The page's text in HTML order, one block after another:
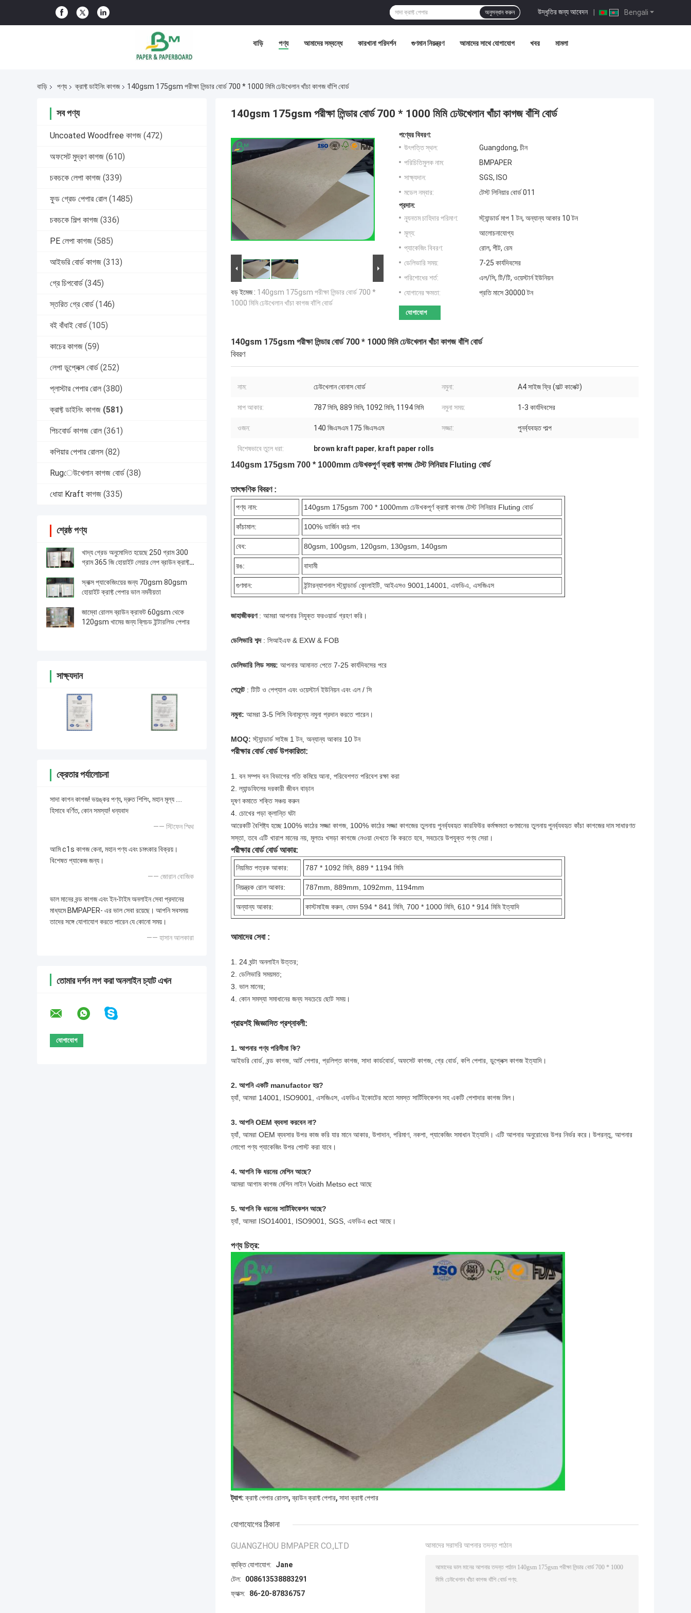
Bengali
উদ্ধৃতির জন্য আবেদন |
অনুসন্ধান করুন
বাড়ি পণ্য আমাদের সম্বন্ধে কারখানা পরিদর্শন গুণমান নিয়ন্ত্রণ আমাদের সাথে যোগাযোগ খবর মামলা
বাড়ি পণ্য ক্রাফ্ট ডাইনিং কাগজ 140gsm 175gsm পরীক্ষা লিন্ডার বোর্ড 700 * 1000 মিমি ঢেউখেলান খাঁচা কাগজ বাঁশি বোর্ড
সব পণ্য
Uncoated Woodfree কাগজ (472)
অফসেট মুদ্রণ কাগজ (610)
চকচকে লেপা কাগজ (339)
ফুড গ্রেড পেপার রোল (1485)
চকচকে শিল্প কাগজ (336)
PE লেপা কাগজ (585)
আইভরি বোর্ড কাগজ (313)
গ্রে চিপবোর্ড (345)
স্তরিত গ্রে বোর্ড (146)
বই বাঁধাই বোর্ড (105)
কাচের কাগজ (59)
লেপা ডুপ্লেক্স বোর্ড (252)
প্লাস্টার পেপার রোল (380)
ক্রাফ্ট ডাইনিং কাগজ (581)
পিচবোর্ড কাগজ রোল (361)
কপিয়ার পেপার রোলস (82)
Rugেউখেলান কাগজ বোর্ড (38)
ধোয়া Kraft কাগজ (335)
শ্রেষ্ঠ পণ্য
খাদ্য গ্রেড অনুমোদিত হয়েছে 250 গ্রাম 300
গ্রাম 365 জি হোয়াইট লেয়ার লেপ ব্রাউন ক্রাফ্ট
স্নাক্স প্যাকেজিংয়ের জন্য 70gsm 80gsm
হোয়াইট ক্রাফ্ট পেপার ভাল নমনীয়তা
জাম্বো রোলস ব্রাউন ক্রাফট 60gsm থেকে
120gsm খামের জন্য ব্লিচড ইন্টারলিভ পেপার
সাক্ষ্যদান
ক্রেতার পর্যালোচনা
সাদা কাগন কাগজ! ভয়ঙ্কর পণ্য, দ্রুত শিপিং, মহান মূল্য ....
হিসাবে বর্ণিত, কোন সমস্যা! ধন্যবাদ
—— স্টিফেন স্মিথ
আমি c1s কাগজ কেনা, মহান পণ্য এবং চমৎকার বিক্রয়।
বিশেষত প্যাকেজ জন্য।
—— জোরান বোজিক
ভাল মানের বন্ড কাগজ এবং ইন-টাইম অনলাইন সেবা প্রদানের
মাধ্যমে BMPAPER- এর ভাল সেবা রয়েছে। আপনি সবসময়
তাদের সঙ্গে যোগাযোগ করতে পারেন যে কোনো সময়।
—— হাসান আলকারা
তোমার দর্শন লগ করা অনলাইন চ্যাট এখন
140gsm 175gsm পরীক্ষা লিন্ডার বোর্ড 700 * 1000 মিমি ঢেউখেলান খাঁচা কাগজ বাঁশি বোর্ড
বড় ইমেজ : 140gsm 175gsm পরীক্ষা লিন্ডার বোর্ড 700 *
1000 মিমি ঢেউখেলান খাঁচা কাগজ বাঁশি বোর্ড
পণ্যের বিবরণ:
উৎপত্তি স্থল:
Guangdong, চীন
পরিচিতিমুলক নাম:
BMPAPER
সাক্ষ্যদান:
SGS, ISO
মডেল নম্বার:
টেস্ট লিনিয়ার বোর্ড 011
প্রদান:
ন্যূনতম চাহিদার পরিমাণ:
স্ট্যান্ডার্ড মাপ 1 টন, অন্যান্য আকার 10 টন
মূল্য:
আলোচনাযোগ্য
প্যাকেজিং বিবরণ:
রোল, শীট, রেম
ডেলিভারি সময়:
7-25 কার্যদিবসের
পরিশোধের শর্ত:
এল/সি, টি/টি, ওয়েস্টার্ন ইউনিয়ন
যোগানের ক্ষমতা:
প্রতি মাসে 30000 টন
যোগাযোগ
140gsm 175gsm পরীক্ষা লিন্ডার বোর্ড 700 * 1000 মিমি ঢেউখেলান খাঁচা কাগজ বাঁশি বোর্ড
বিবরণ
নাম: ঢেউখেলান বোনাস বোর্ড নমুনা: A4 সাইজ ফ্রি (মাল্ট কালেক্ট)
মাপ আকার: 787 মিমি, 889 মিমি, 1092 মিমি, 1194 মিমি নমুনা সময়: 1-3 কার্যদিবসের
ওজন: 140 জিএসএম 175 জিএসএম সজ্জা: পুনর্ব্যবহৃত পাল্প
বিশেষভাবে তুলে ধরা: brown kraft paper, kraft paper rolls
140gsm 175gsm 700 * 1000mm ঢেউখকপূর্ণ ক্রাফ্ট কাগজ টেস্ট লিনিয়ার Fluting বোর্ড
তাৎক্ষণিক বিবরণ :
পণ্য নাম: 140gsm 175gsm 700 * 1000mm ঢেউখকপূর্ণ ক্রাফ্ট কাগজ টেস্ট লিনিয়ার Fluting বোর্ড
কাঁচামাল: 100% ভার্জিন কাঠ পাব
বেধ: 80gsm, 100gsm, 120gsm, 130gsm, 140gsm
রঙ: বাদামী
গুণমান: ইন্টারন্যাশনাল স্ট্যান্ডার্ড কোুলাইটি, আইএসও 9001,14001, এফডিএ, এসজিএস
জাহাজীকরণ: আমরা আপনার নিযুক্ত ফরওয়ার্ড গ্রহণ করি।
ডেলিভারি শব্দ: সিআইএফ & EXW & FOB
ডেলিভারি লিড সময়: আপনার আমানত পেতে 7-25 কার্যদিবসের পরে
পেমেন্ট: টিটি ও পেপ্যাল ​​এবং ওয়েস্টার্ন ইউনিয়ন এবং এল / সি
নমুনা: আমরা 3-5 পিসি বিনামূল্যে নমুনা প্রদান করতে পারেন।
MOQ: স্ট্যান্ডার্ড সাইজ 1 টন, অন্যান্য আকার 10 টন
পরীক্ষার বোর্ড বোর্ড উপকারিতা:
1. বন সম্পদ বন বিভাগের গতি কমিয়ে আনা, পরিবেশগত পরিবেশ রক্ষা করা
2. ল্যান্ডফিলের দরকারী জীবন বাড়ান
দূষণ কমাতে শক্তি সঞ্চয় করুন
4. চোখের পড়া ক্লান্তি ঘটা
আরেকটি বৈশিষ্ট্য হচ্ছে 100% কাঠের সজ্জা কাগজ, 100% কাঠের সজ্জা কাগজের তুলনায় পুনর্ব্যবহৃত কারফিউর কর্মক্ষমতা গুণমানের তুলনায়পুনর্ব্যবহৃত কাঁচা কাগজেরদামসাধারণত
সস্তা, তবে এটি খারাপ মানের নয়, মূলতঃ খসড়া কাগজে নেওয়া দেখতে কি করতে হবে, সবচেয়ে উপযুক্ত পণ্য সেরা।
পরীক্ষার বোর্ড বোর্ড আকার:
নিয়মিত পত্রক আকার: 787 * 1092 মিমি, 889 * 1194 মিমি
নিয়ন্ত্রক রোল আকার: 787mm, 889mm, 1092mm, 1194mm
অন্যান্য আকার: কাস্টমাইজ করুন, যেমন 594 * 841 মিমি, 700 * 1000 মিমি, 610 * 914 মিমি ইত্যাদি
আমাদের সেবা :
1. 24 ঘন্টা অনলাইন উত্তর;
2. ডেলিভারি সময়মত;
3. ভাল মানের;
4. কোন সমস্যা সমাধানের জন্য সবচেয়ে ছোট সময়।
প্রায়শই জিজ্ঞাসিত প্রশ্নাবলী:
1. আপনার পণ্য পরিসীমা কি?
আইভরি বোর্ড, বন্ড কাগজ, আর্ট পেপার, প্রলিপ্ত কাগজ, সাদা কার্ডবোর্ড, অফসেট কাগজ, গ্রে বোর্ড, কপি পেপার, ডুপ্লেক্স কাগজ ইত্যাদি।
2. আপনি একটি manufactor হয়?
হ্যাঁ, আমরা 14001, ISO9001, এসজিএস, এফডিএ ইকোটের মতো সমস্ত সার্টিফিকেশন সহ একটি পেশাদার কাগজ মিল।
3. আপনি OEM ব্যবসা করবেন না?
হ্যাঁ, আমরা OEM ব্যবসার উপর কাজ করি যার মানে আকার, উপাদান, পরিমাণ, নকশা, প্যাকেজিং সমাধান ইত্যাদি। এটি আপনার অনুরোধের উপর নির্ভর করে। উপরন্তু, আপনার
লোগো পণ্য প্যাকেজিং উপর পোস্ট করা যাবে।
4. আপনি কি ধরনের মেশিন আছে?
আমরা আগাম কাগজ মেশিন লাইন Voith Metso ect আছে
5. আপনি কি ধরনের সার্টিফিকেশন আছে?
হ্যাঁ, আমরা ISO14001, ISO9001, SGS, এফডিএ ect আছে।
পণ্য চিত্র:
ট্যাগ: ক্রাফ্ট পেপার রোলস, ব্রাউন ক্রাফ্ট পেপার, সাদা ক্রাফ্ট পেপার
যোগাযোগের ঠিকানা
GUANGZHOU BMPAPER CO.,LTD
ব্যক্তি যোগাযোগ:
Jane
টেল:
008613538883291
ফ্যাক্স:
86-20-87836757
আমাদের সরাসরি আপনার তদন্ত পাঠান